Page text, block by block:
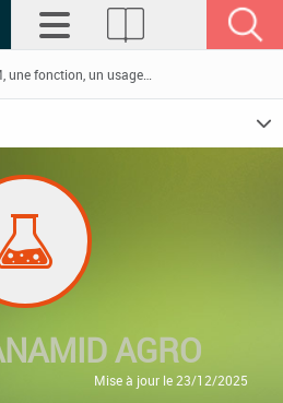
AGRO
Mise à jour le 23/12/2025